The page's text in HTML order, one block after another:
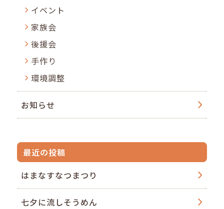
イベント
家族会
後援会
手作り
環境調整
お知らせ
最近の投稿
はまなすなつまつり
七夕に流しそうめん